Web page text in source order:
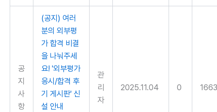
공
지
사
항
(공지) 여러
분의 외부평
가 합격 비결
을 나눠주세
요! '외부평가
응시/합격 후
기 게시판' 신
설 안내
관
리
자
2025.11.04 0